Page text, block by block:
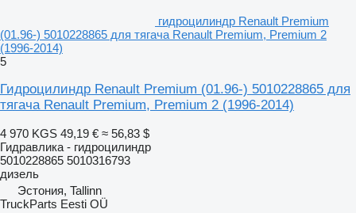
гидроцилиндр Renault Premium
(01.96-) 5010228865 для тягача Renault Premium, Premium 2
(1996-2014)
5
Гидроцилиндр Renault Premium (01.96-) 5010228865 для
тягача Renault Premium, Premium 2 (1996-2014)
4 970 KGS 49,19 € ≈ 56,83 $
Гидравлика - гидроцилиндр
5010228865 5010316793
дизель
Эстония, Tallinn
TruckParts Eesti OÜ